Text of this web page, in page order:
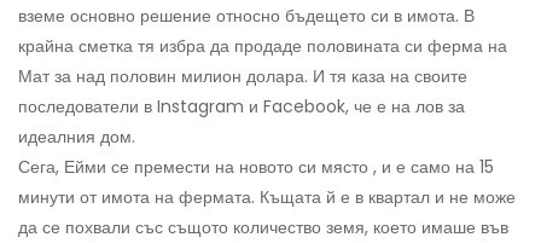
вземе основно решение относно бъдещето си в имота. В
крайна сметка тя избра да продаде половината си ферма на
Мат за над половин милион долара. И тя каза на своите
последователи в Instagram и Facebook, че е на лов за
идеалния дом.
Сега, Ейми се премести на новото си място , и е само на 15
минути от имота на фермата. Къщата й е в квартал и не може
да се похвали със същото количество земя, което имаше във